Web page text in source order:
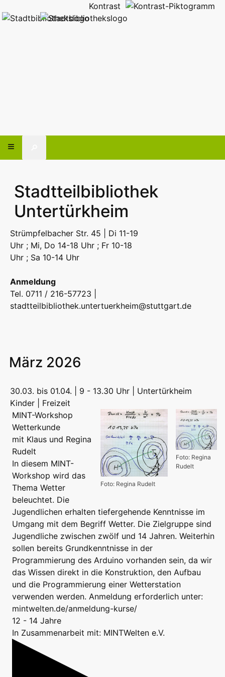
Kontrast
Stadtteilbibliothek
Untertürkheim
Strümpfelbacher Str. 45 | Di 11-19
Uhr ; Mi, Do 14-18 Uhr ; Fr 10-18
Uhr ; Sa 10-14 Uhr
Anmeldung
Tel. 0711 / 216-57723 |
stadtteilbibliothek.untertuerkheim@stuttgart.de
März 2026
30.03. bis 01.04. | 9 - 13.30 Uhr | Untertürkheim
Kinder | Freizeit
Foto: Regina
Rudelt
Foto: Regina Rudelt
MINT-Workshop
Wetterkunde
mit Klaus und Regina
Rudelt
In diesem MINT-
Workshop wird das
Thema Wetter
beleuchtet. Die
Jugendlichen erhalten tiefergehende Kenntnisse im
Umgang mit dem Begriff Wetter. Die Zielgruppe sind
Jugendliche zwischen zwölf und 14 Jahren. Weiterhin
sollen bereits Grundkenntnisse in der
Programmierung des Arduino vorhanden sein, da wir
das Wissen direkt in die Konstruktion, den Aufbau
und die Programmierung einer Wetterstation
verwenden werden. Anmeldung erforderlich unter:
mintwelten.de/anmeldung-kurse/
12 - 14 Jahre
In Zusammenarbeit mit: MINTWelten e.V.